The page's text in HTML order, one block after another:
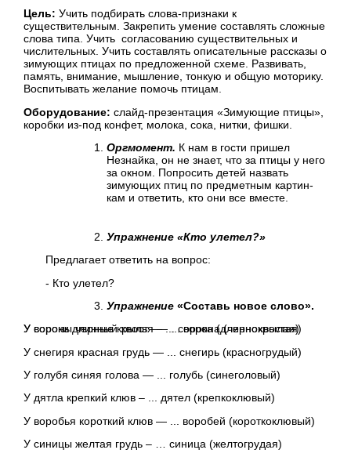
Цель: Учить подбирать слова-признаки к
существительным. Закрепить умение составлять сложные
слова типа. Учить согласованию существительных и
числительных. Учить составлять описательные рассказы о
зимующих птицах по предложенной схеме. Развивать,
память, внимание, мышление, тонкую и общую моторику.
Воспитывать желание помочь птицам.
Оборудование: слайд-презентация «Зимующие птицы»,
коробки из-под конфет, молока, сока, нитки, фишки.
Оргмомент. К нам в гости пришел
Незнайка, он не знает, что за птицы у него
за окном. Попросить детей назвать
зимующих птиц по предметным картин­
кам и ответить, кто они все вместе.
Упражнение «Кто улетел?»
Предлагает ответить на вопрос:
- Кто улетел?
Упражнение «Составь новое слово».
У вороны черные крылья — ... ворона (чернокрылая)
У сороки длинный хвост — ... сорока (длиннохвостая)
У снегиря красная грудь — ... снегирь (красногрудый)
У голубя синяя голова — ... голубь (синеголовый)
У дятла крепкий клюв – ... дятел (крепкоклювый)
У воробья короткий клюв — ... воробей (короткоклювый)
У синицы желтая грудь – … синица (желтогрудая)